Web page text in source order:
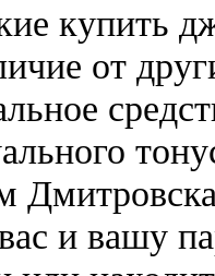
купить
от
и вашу